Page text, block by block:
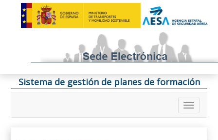
Sistema de gestión de planes de formación